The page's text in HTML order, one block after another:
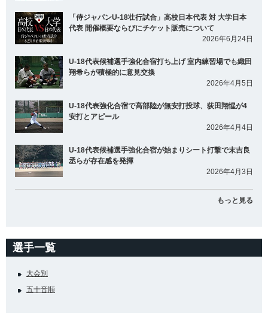
「侍ジャパンU-18壮行試合」高校日本代表 対 大学日本
代表 開催概要ならびにチケット販売について
2026年6月24日
U-18代表候補選手強化合宿打ち上げ 室内練習場でも織田
翔希らが積極的に意見交換
2026年4月5日
U-18代表強化合宿で高部陸が無安打投球、荻田翔惺が4
安打とアピール
2026年4月4日
U-18代表候補選手強化合宿が始まりシート打撃で末吉良
丞らが存在感を発揮
2026年4月3日
もっと見る
選手一覧
大会別
五十音順